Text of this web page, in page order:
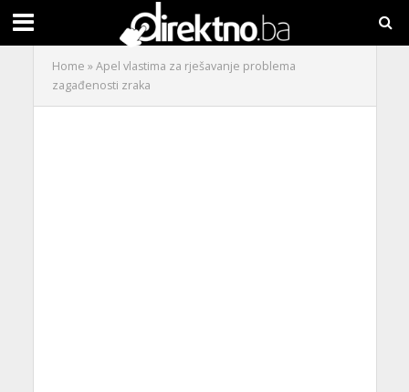
Home »Apel vlastima za rješavanje problema
zagađenosti zraka